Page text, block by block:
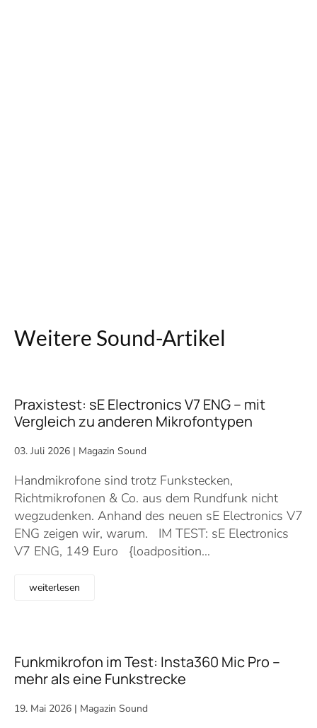
Weitere Sound-Artikel
Praxistest: sE Electronics V7 ENG – mit
Vergleich zu anderen Mikrofontypen
03. Juli 2026 | Magazin Sound
Handmikrofone sind trotz Funkstecken,
Richtmikrofonen & Co. aus dem Rundfunk nicht
wegzudenken. Anhand des neuen sE Electronics V7
ENG zeigen wir, warum. IM TEST: sE Electronics
V7 ENG, 149 Euro {loadposition…
weiterlesen
Funkmikrofon im Test: Insta360 Mic Pro –
mehr als eine Funkstrecke
19. Mai 2026 | Magazin Sound